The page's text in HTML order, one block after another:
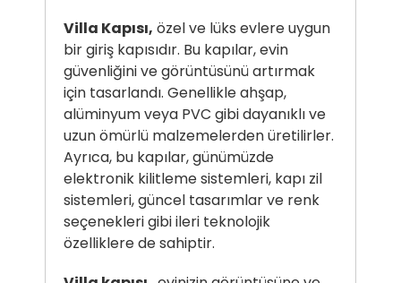
Villa Kapısı, özel ve lüks evlere uygun
bir giriş kapısıdır. Bu kapılar, evin
güvenliğini ve görüntüsünü artırmak
için tasarlandı. Genellikle ahşap,
alüminyum veya PVC gibi dayanıklı ve
uzun ömürlü malzemelerden üretilirler.
Ayrıca, bu kapılar, günümüzde
elektronik kilitleme sistemleri, kapı zil
sistemleri, güncel tasarımlar ve renk
seçenekleri gibi ileri teknolojik
özelliklere de sahiptir.